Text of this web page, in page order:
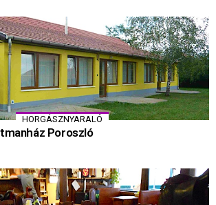
HORGÁSZNYARALÓ
Poroszló